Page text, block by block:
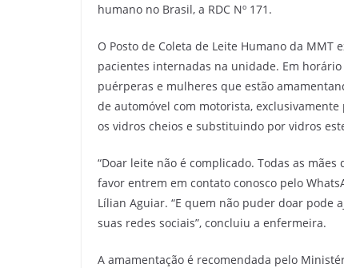
humano no Brasil, a RDC Nº 171.
O Posto de Coleta de Leite Humano da
pacientes internadas na unidade. Em
puérperas e mulheres que estão
de automóvel com motorista,
os vidros cheios e substituindo por vidros
“Doar leite não é complicado. Todas as
favor entrem em contato conosco pelo
Lílian Aguiar. “E quem não puder doar pode
suas redes sociais”, concluiu a enfermeira.
A amamentação é recomendada pelo